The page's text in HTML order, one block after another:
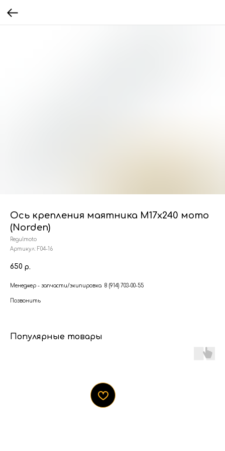
Ось крепления маятника M17x240 мото
(Norden)
Regulmoto
Артикул: F04-16
650 р.
Менеджер - запчасти/экипировка 8 (914) 703-00-55
Позвонить
Популярные товары